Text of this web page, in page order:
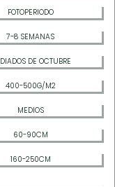
FOTOPERIODO
7-8 SEMANAS
DE OCTUBRE
400-500G/M2
MEDIOS
60-90CM
160-250CM